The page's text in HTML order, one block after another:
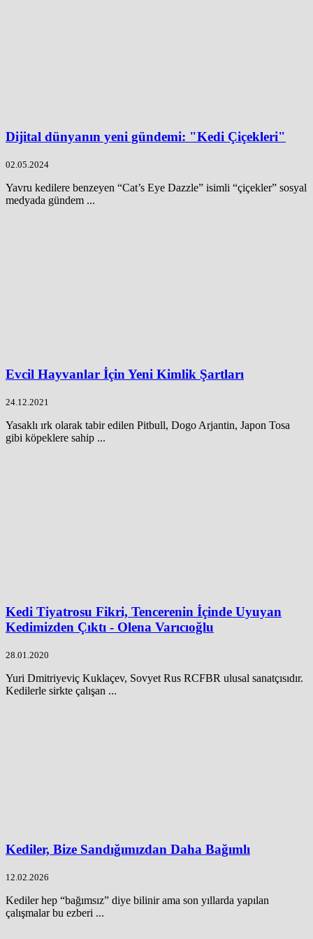
Dijital dünyanın yeni gündemi: "Kedi Çiçekleri"
02.05.2024
Yavru kedilere benzeyen “Cat’s Eye Dazzle” isimli “çiçekler” sosyal
medyada gündem ...
Evcil Hayvanlar İçin Yeni Kimlik Şartları
24.12.2021
Yasaklı ırk olarak tabir edilen Pitbull, Dogo Arjantin, Japon Tosa
gibi köpeklere sahip ...
Kedi Tiyatrosu Fikri, Tencerenin İçinde Uyuyan
Kedimizden Çıktı - Olena Varıcıoğlu
28.01.2020
Yuri Dmitriyeviç Kuklaçev, Sovyet Rus RCFBR ulusal sanatçısıdır.
Kedilerle sirkte çalışan ...
Kediler, Bize Sandığımızdan Daha Bağımlı
12.02.2026
Kediler hep “bağımsız” diye bilinir ama son yıllarda yapılan
çalışmalar bu ezberi ...